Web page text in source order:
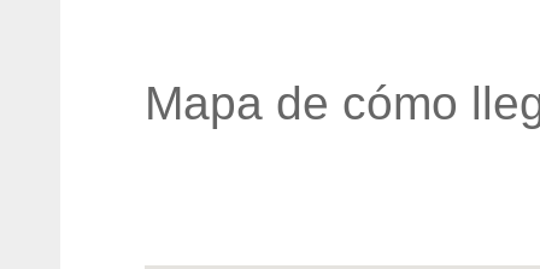
Mapa de cómo